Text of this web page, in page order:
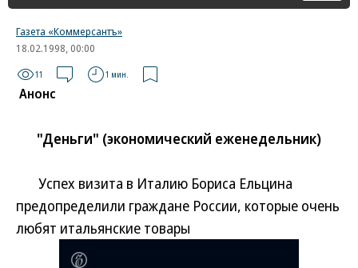
Газета «Коммерсантъ»
18.02.1998, 00:00
11 1 мин.
Анонс
"Деньги" (экономический еженедельник)
Успех визита в Италию Бориса Ельцина
предопределили граждане России, которые очень
любят итальянские товары